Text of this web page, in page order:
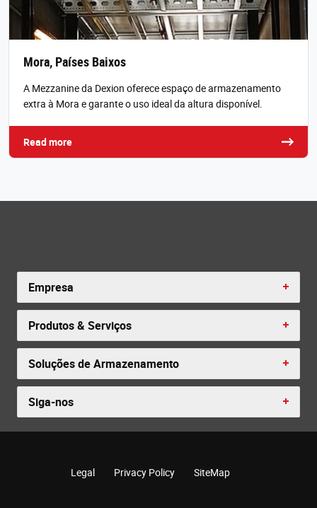
Mora, Países Baixos
A Mezzanine da Dexion oferece espaço de armazenamento
extra à Mora e garante o uso ideal da altura disponível.
Read more
Empresa
Produtos & Serviços
Soluções de Armazenamento
Siga-nos
Legal Privacy Policy SiteMap